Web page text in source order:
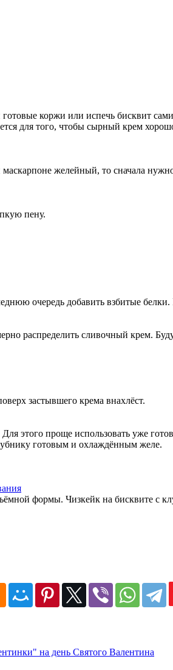
коржи или испечь бисквит
для того, чтобы сырный крем
желейный, то сначала
пену.
очередь добавить взбитые
распределить сливочный крем.
застывшего крема внахлёст.
этого проще использовать уже
готовым и охлаждённым желе.
формы. Чизкейк на бисквите с
на день Святого Валентина